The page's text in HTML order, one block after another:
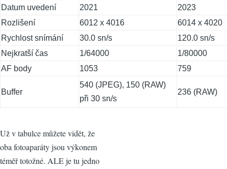
Datum uvedení 2021
2023
Rozlišení
6012 x 4016
6014 x 4020
Rychlost snímání
30.0 sn/s
120.0 sn/s
Nejkratší čas
1/64000
1/80000
AF body
1053 759
Buffer
540 (JPEG), 150 (RAW)
při 30 sn/s
236 (RAW)
Už v tabulce můžete vidět, že
oba fotoaparáty jsou výkonem
téměř totožné. ALE je tu jedno